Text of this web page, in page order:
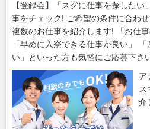
【登録会】「スグに仕事を探した
事をチェック! ご希望の条件に合わ
複数のお仕事を紹介します! 「お仕
「早めに入寮できる仕事が良い」
い」といった方も気軽にご応募下さ
ア
ス
介